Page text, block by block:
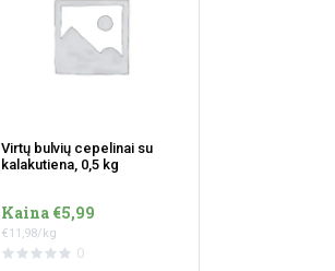
Virtų bulvių cepelinai su
kalakutiena, 0,5 kg
Kaina €5,99
€11,98/kg
0